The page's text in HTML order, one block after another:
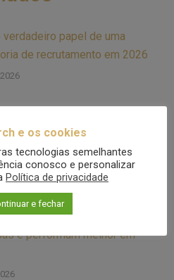
verdadeiro papel de uma
de recrutamento em 2026
um risco para a sua empresa
saiba por que bons
fracassam em algumas
e performam melhor em
e os cookies
tecnologias semelhantes
conosco e personalizar
Política de privacidade
e fechar